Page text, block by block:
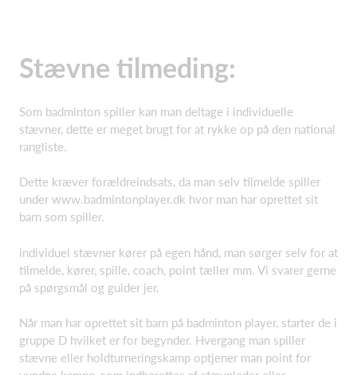
Stævne tilmeding:
Som badminton spiller kan man deltage i individuelle
stævner, dette er meget brugt for at rykke op på den national
rangliste.
Dette kræver forældreindsats, da man selv tilmelde spiller
under www.badmintonplayer.dk hvor man har oprettet sit
barn som spiller.
individuel stævner kører på egen hånd, man sørger selv for at
tilmelde, kører, spille, coach, point tæller mm. Vi svarer gerne
på spørgsmål og guider jer.
Når man har oprettet sit barn på badminton player, starter de i
gruppe D hvilket er for begynder. Hvergang man spiller
stævne eller holdturneringskamp optjener man point for